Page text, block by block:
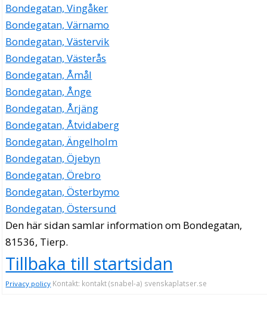
Bondegatan, Vingåker
Bondegatan, Värnamo
Bondegatan, Västervik
Bondegatan, Västerås
Bondegatan, Åmål
Bondegatan, Ånge
Bondegatan, Årjäng
Bondegatan, Åtvidaberg
Bondegatan, Ängelholm
Bondegatan, Öjebyn
Bondegatan, Örebro
Bondegatan, Österbymo
Bondegatan, Östersund
Den här sidan samlar information om Bondegatan,
81536, Tierp.
Tillbaka till startsidan
Privacy policy Kontakt: kontakt (snabel-a) svenskaplatser.se